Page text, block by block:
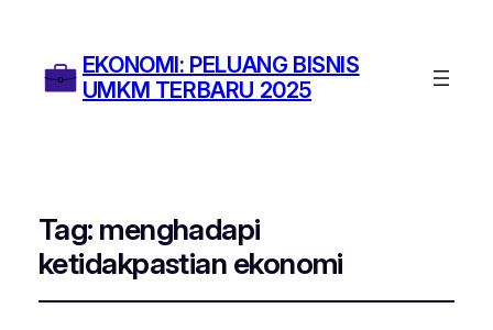
EKONOMI: PELUANG BISNIS
UMKM TERBARU 2025
Tag: menghadapi
ketidakpastian ekonomi